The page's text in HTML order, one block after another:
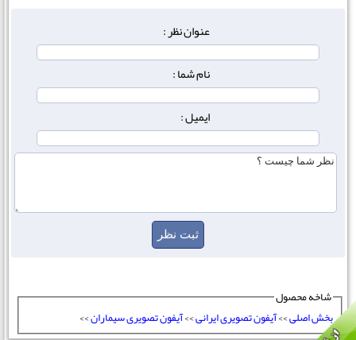
عنوان نظر :
نام شما :
ایمیل :
شاخه محصول
بخش اصلی
آیفون تصویری ایرانی>>آیفون تصویری سیماران>>